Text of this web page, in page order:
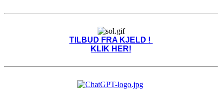
TILBUD FRA KJELD !
KLIK HER!